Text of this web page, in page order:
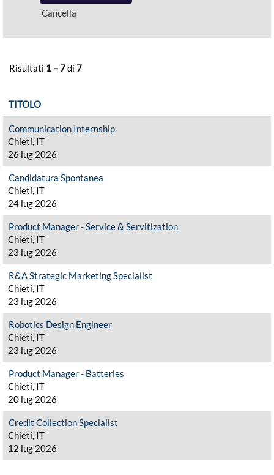
Cancella
Risultati 1 – 7di 7
TITOLO
Communication Internship
Chieti, IT
26 lug 2026
Candidatura Spontanea
Chieti, IT
24 lug 2026
Product Manager - Service & Servitization
Chieti, IT
23 lug 2026
R&A Strategic Marketing Specialist
Chieti, IT
23 lug 2026
Robotics Design Engineer
Chieti, IT
23 lug 2026
Product Manager - Batteries
Chieti, IT
20 lug 2026
Credit Collection Specialist
Chieti, IT
12 lug 2026